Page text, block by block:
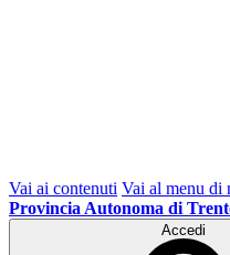
Vai ai contenuti Vai al menu di
Provincia Autonoma di
Accedi